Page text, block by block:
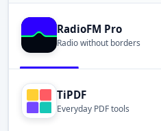
RadioFM Pro
Radio without borders
TiPDF
Everyday PDF tools